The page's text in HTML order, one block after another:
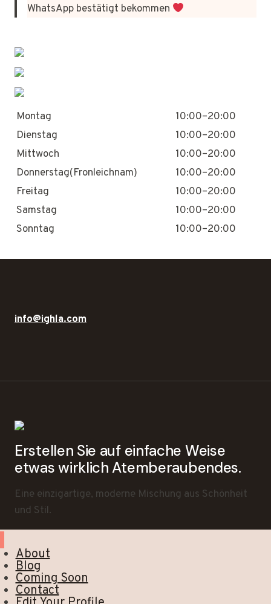
WhatsApp bestätigt bekommen
Montag
10:00–20:00
Dienstag
10:00–20:00
Mittwoch
10:00–20:00
Donnerstag(Fronleichnam)
10:00–20:00
Freitag
10:00–20:00
Samstag
10:00–20:00
Sonntag
10:00–20:00
info@ighla.com
Erstellen Sie auf einfache Weise
etwas wirklich Atemberaubendes.
Eine einzigartige, moderne Mischung aus Schönheit
und Stil.
About
Blog
Coming Soon
Contact